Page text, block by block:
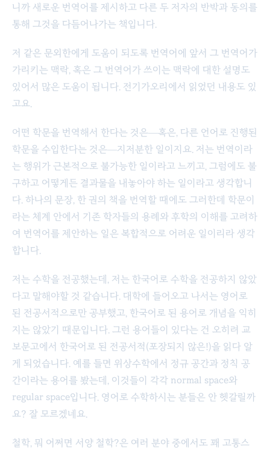
니까 새로운 번역어를 제시하고 다른 두 저자의 반박과 동의를
통해 그것을 다듬어나가는 책입니다.
저 같은 문외한에게 도움이 되도록 번역어에 앞서 그 번역어가
가리키는 맥락, 혹은 그 번역어가 쓰이는 맥락에 대한 설명도
있어서 많은 도움이 됩니다. 전기가오리에서 읽었던 내용도 있
고요.
어떤 학문을 번역해서 한다는 것은―혹은, 다른 언어로 진행된
학문을 수입한다는 것은―지저분한 일이지요. 저는 번역이라
는 행위가 근본적으로 불가능한 일이라고 느끼고, 그럼에도 불
구하고 어떻게든 결과물을 내놓아야 하는 일이라고 생각합니
다. 하나의 문장, 한 권의 책을 번역할 때에도 그러한데 학문이
라는 체계 안에서 기존 학자들의 용례와 후학의 이해를 고려하
여 번역어를 제안하는 일은 복합적으로 어려운 일이리라 생각
합니다.
저는 수학을 전공했는데, 저는 한국어로 수학을 전공하지 않았
다고 말해야할 것 같습니다. 대학에 들어오고 나서는 영어로
된 전공서적으로만 공부했고, 한국어로 된 용어로 개념을 익히
지는 않았기 때문입니다. 그런 용어들이 있다는 건 오히려 교
보문고에서 한국어로 된 전공서적(포장되지 않은!)을 읽다 알
게 되었습니다. 예를 들면 위상수학에서 정규 공간과 정칙 공
간이라는 용어를 봤는데, 이것들이 각각 normal space와
regular space입니다. 영어로 수학하시는 분들은 안 헷갈릴까
요? 잘 모르겠네요.
철학, 뭐 어쩌면 서양 철학?은 여러 분야 중에서도 꽤 고통스